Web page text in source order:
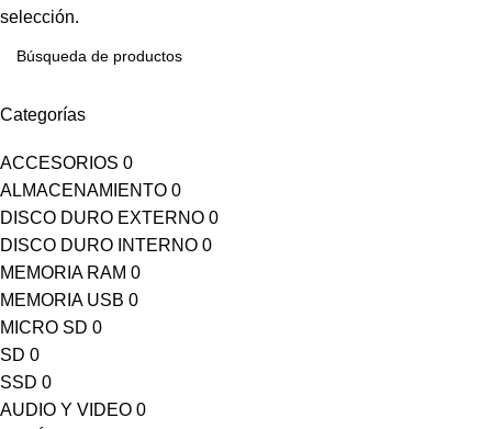
Categorías
ACCESORIOS 0
ALMACENAMIENTO 0
DISCO DURO EXTERNO 0
DISCO DURO INTERNO 0
MEMORIA RAM 0
MEMORIA USB 0
MICRO SD 0
SD 0
SSD 0
AUDIO Y VIDEO 0
selección.